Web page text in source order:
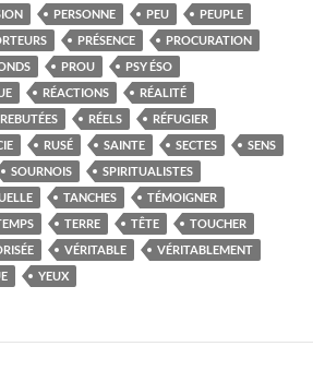
PERSONNE PEU
PEUPLE
PRÉSENCE
PROCURATION
PROU
PSY ÉSO
RÉACTIONS
RÉALITÉ
REBUTÉES RÉELS
RÉFUGIER
RUSÉ SAINTE SECTES
SENS
SOURNOIS
SPIRITUALISTES
TANCHES
TÉMOIGNER
TERRE TÊTE
TOUCHER
VÉRITABLE
VÉRITABLEMENT
YEUX